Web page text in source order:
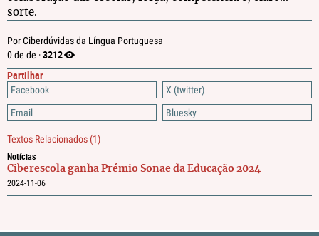
Por Ciberdúvidas da Língua Portuguesa
0 de de ·3212
Partilhar
Facebook
X (twitter)
Email
Bluesky
Textos Relacionados (1)
Notícias
Ciberescola ganha Prémio Sonae da Educação 2024
2024-11-06
sorte.